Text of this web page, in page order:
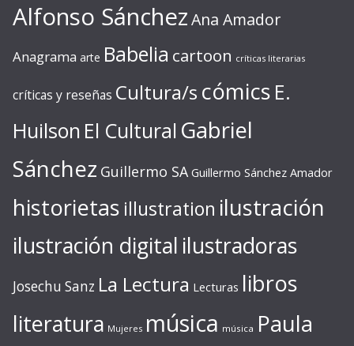
Alfonso SánchezAna Amador
Anagrama arte Babelia cartoon críticas literarias
críticas y reseñas Cultura/s cómics E.
Huilson El Cultural Gabriel
Sánchez Guillermo SA Guillermo Sánchez Amador
historietas illustration ilustración
ilustración digital ilustradoras
Josechu Sanz La Lectura Lecturas libros
literatura Mujeres música música Paula